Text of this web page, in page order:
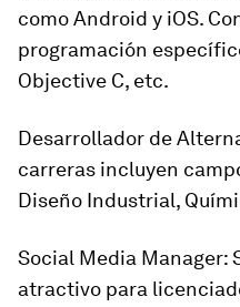
como Android y iOS.
programación
Objective C, etc.
Desarrollador de
carreras incluyen
Diseño Industrial,
Social Media Manager:
atractivo para